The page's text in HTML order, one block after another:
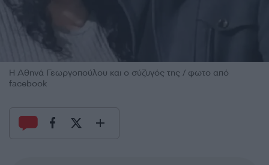
Η Αθηνά Γεωργοπούλου και ο σύζυγός της / φωτο από
facebook